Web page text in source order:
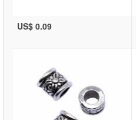
US$ 0.09